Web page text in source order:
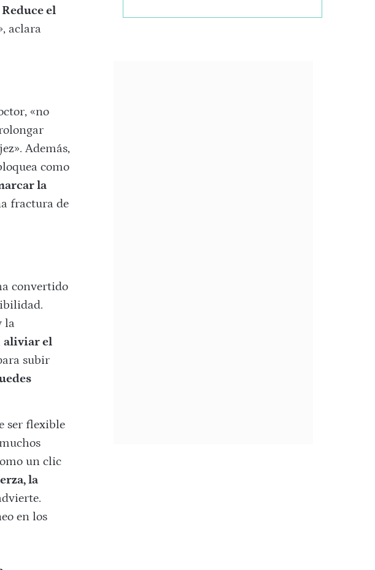
Reduce el
aclara
«no
Además,
como
la
fractura de
convertido
la
aliviar el
subir
ser flexible
un clic
la
en los